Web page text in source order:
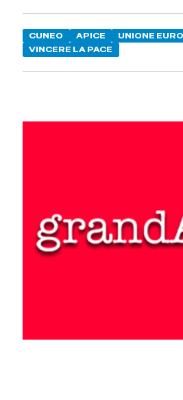
CUNEO APICE
UNIONE
VINCERE LA PACE